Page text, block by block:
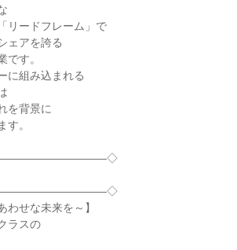
リードフレーム」で
ェアを誇る
です。
に組み込まれる
を背景に
す。
わせな未来を～】
ラスの